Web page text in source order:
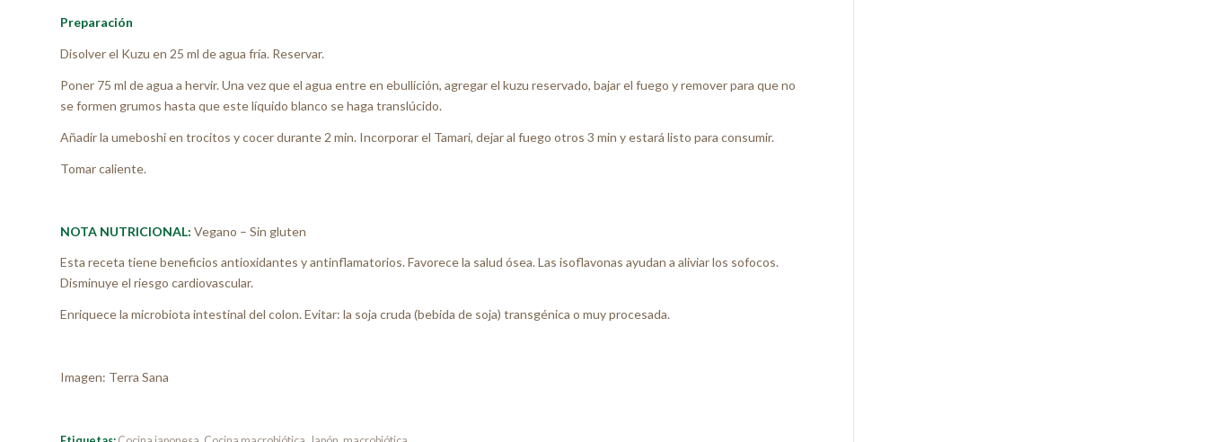
Preparación
Disolver el Kuzu en 25 ml de agua fría. Reservar.
Poner 75 ml de agua a hervir. Una vez que el agua entre en ebullición, agregar el kuzu reservado, bajar el fuego y remover para que no
se formen grumos hasta que este líquido blanco se haga translúcido.
Añadir la umeboshi en trocitos y cocer durante 2 min. Incorporar el Tamari, dejar al fuego otros 3 min y estará listo para consumir.
Tomar caliente.
NOTA NUTRICIONAL: Vegano – Sin gluten
Esta receta tiene beneficios antioxidantes y antinflamatorios. Favorece la salud ósea. Las isoflavonas ayudan a aliviar los sofocos.
Disminuye el riesgo cardiovascular.
Enriquece la microbiota intestinal del colon. Evitar: la soja cruda (bebida de soja) transgénica o muy procesada.
Imagen: Terra Sana